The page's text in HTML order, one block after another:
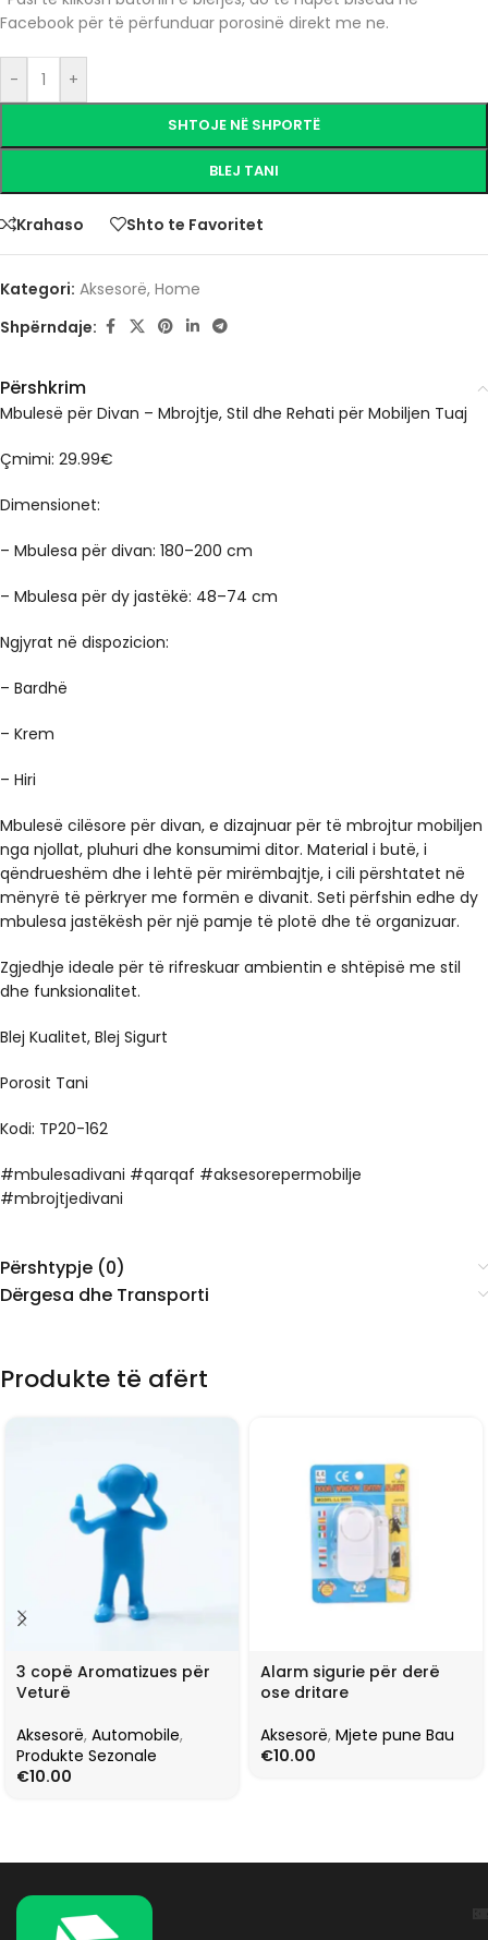
Facebook për të përfunduar porosinë direkt me ne.
- +
SHTOJE NË SHPORTË
BLEJ TANI
Krahaso Shto te Favoritet
Kategori: Aksesorë, Home
Shpërndaje:
Përshkrim
Mbulesë për Divan – Mbrojtje, Stil dhe Rehati për Mobiljen Tuaj
Çmimi: 29.99€
Dimensionet:
– Mbulesa për divan: 180–200 cm
– Mbulesa për dy jastëkë: 48–74 cm
Ngjyrat në dispozicion:
– Bardhë
– Krem
– Hiri
Mbulesë cilësore për divan, e dizajnuar për të mbrojtur mobiljen
nga njollat, pluhuri dhe konsumimi ditor. Material i butë, i
qëndrueshëm dhe i lehtë për mirëmbajtje, i cili përshtatet në
mënyrë të përkryer me formën e divanit. Seti përfshin edhe dy
mbulesa jastëkësh për një pamje të plotë dhe të organizuar.
Zgjedhje ideale për të rifreskuar ambientin e shtëpisë me stil
dhe funksionalitet.
Blej Kualitet, Blej Sigurt
Porosit Tani
Kodi: TP20-162
#mbulesadivani #qarqaf #aksesorepermobilje
#mbrojtjedivani
Përshtypje (0)
Dërgesa dhe Transporti
Produkte të afërt
3 copë Aromatizues për
Veturë
Aksesorë, Automobile,
Produkte Sezonale
€10.00
Alarm sigurie për derë
ose dritare
Aksesorë, Mjete pune Bau
€10.00